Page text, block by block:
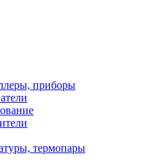
приборы
термопары